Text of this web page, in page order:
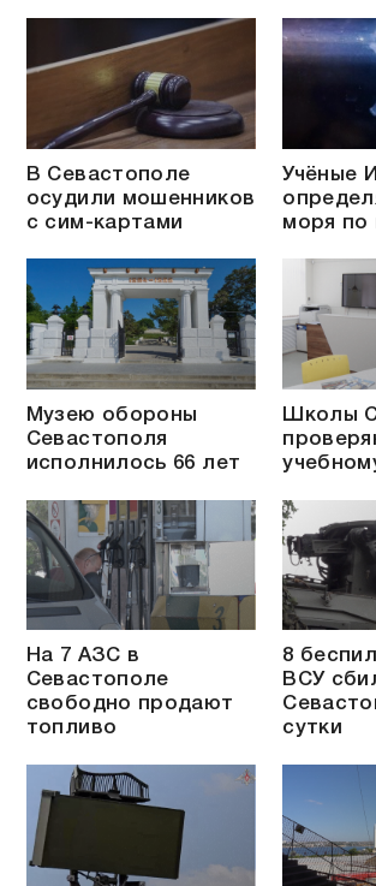
В Севастополе
осудили мошенников
с сим-картами
Учёные
моря по
Музею обороны
Севастополя
исполнилось 66 лет
Школы
На 7 АЗС в
Севастополе
свободно продают
топливо
8
ВСУ
сутки